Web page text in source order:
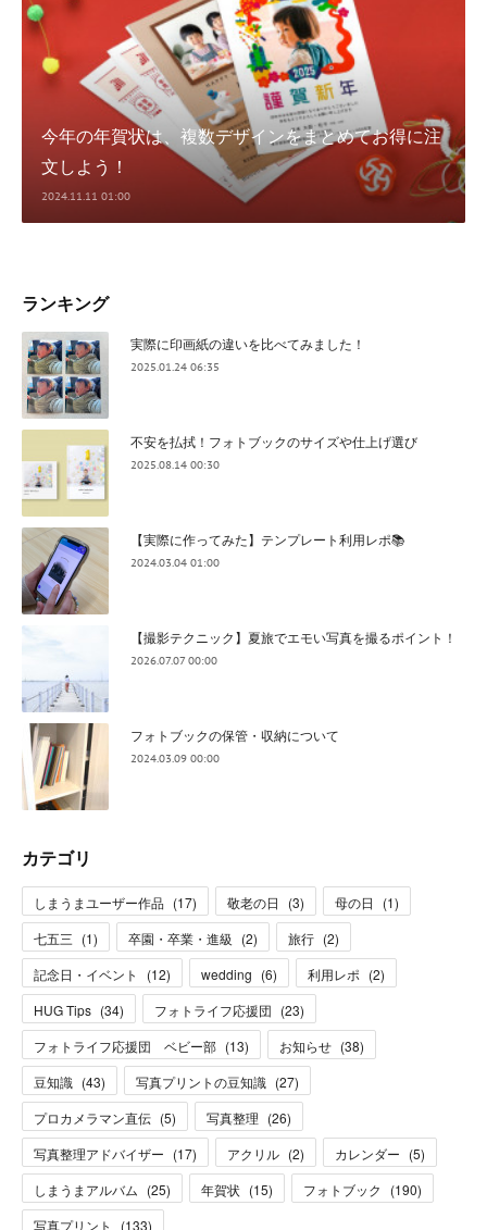
今年の年賀状は、複数デザインをまとめてお得に注
文しよう！
2024.11.11 01:00
ランキング
実際に印画紙の違いを比べてみました！
2025.01.24 06:35
不安を払拭！フォトブックのサイズや仕上げ選び
2025.08.14 00:30
【実際に作ってみた】テンプレート利用レポ📚
2024.03.04 01:00
【撮影テクニック】夏旅でエモい写真を撮るポイント！
2026.07.07 00:00
フォトブックの保管・収納について
2024.03.09 00:00
カテゴリ
しまうまユーザー作品 (17) 敬老の日 (3) 母の日 (1)
七五三 (1) 卒園・卒業・進級 (2) 旅行 (2)
記念日・イベント
(12) wedding (6) 利用レポ (2)
HUG Tips (34) フォトライフ応援団 (23)
フォトライフ応援団 ベビー部 (13) お知らせ (38)
豆知識 (43) 写真プリントの豆知識 (27)
プロカメラマン直伝 (5) 写真整理 (26)
写真整理アドバイザー (17) アクリル (2) カレンダー (5)
しまうまアルバム (25) 年賀状 (15) フォトブック (190)
写真プリント
(133)